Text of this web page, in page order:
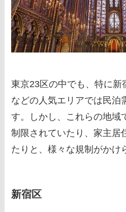
東京23区の中でも、特に新
などの人気エリアでは民泊
す。しかし、これらの地域
制限されていたり、家主居
たりと、様々な規制がかけ
新宿区